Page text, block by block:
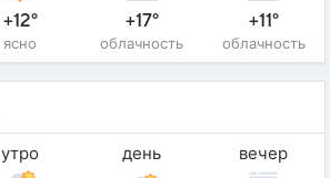
+12°
ясно
+17°
облачность
+11°
облачность
утро день вечер